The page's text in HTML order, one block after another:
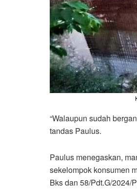
“Walaupun sudah
tandas Paulus.
Paulus menegaskan,
sekelompok konsumen
Bks dan 58/Pdt.G/2024/